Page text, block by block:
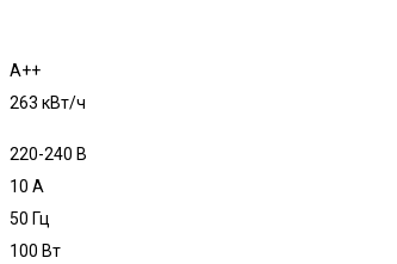
A++
263 кВт/ч
220-240 В
10 А
50 Гц
100 Вт